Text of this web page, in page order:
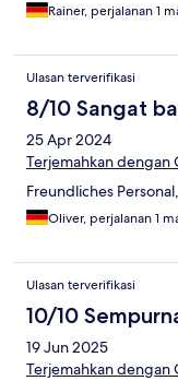
Rainer, perjalanan 1
Ulasan terverifikasi
8/10 Sangat
25 Apr 2024
Terjemahkan dengan
Freundliches
Oliver, perjalanan 1
Ulasan terverifikasi
10/10
19 Jun 2025
Terjemahkan dengan